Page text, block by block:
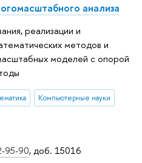
95-90, доб. 15016
анализа
реализации и
методов и
моделей с опорой
Компьютерные науки